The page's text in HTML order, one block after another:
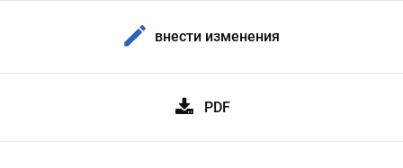
внести изменения
PDF